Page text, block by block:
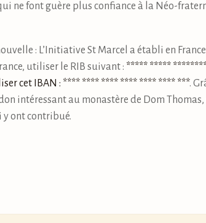
ne font guère plus confiance à la Néo-
: L’Initiative St Marcel a établi en
utiliser le RIB suivant : ***** *****
cet IBAN : **** **** **** **** **** **** ***.
intéressant au monastère de Dom
y ont contribué.